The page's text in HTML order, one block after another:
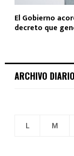
El Gobierno
decreto que
ARCHIVO DIARIO
L M